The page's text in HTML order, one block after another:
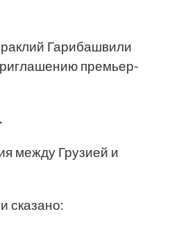
Гарибашвили
премьер-
между Грузией и
сказано: